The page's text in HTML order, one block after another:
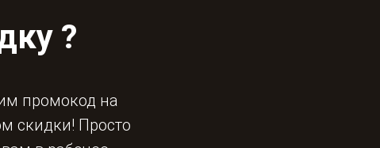
?
промокод на
скидки! Просто